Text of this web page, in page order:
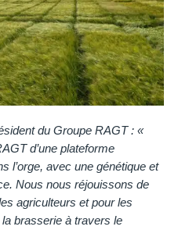
du Groupe RAGT : «
d’une plateforme
l’orge, avec une génétique et
Nous nous réjouissons de
agriculteurs et pour les
brasserie à travers le